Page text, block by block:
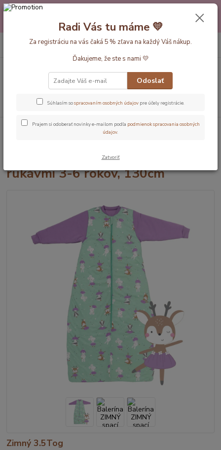
Máte nejakú otázku alebo váhate s výberom? Neváhajte a zavolajte
pokojne aj večer alebo cez víkend. Sme tu pre Vás.💛 Petra a babička
Monička
EUR
Hľadať
+420 777 610 855
Dĺžka vaku 130cm (3-6rokov)
Balerína ZIMNÝ spací vak s
Balerína ZIMNÝ spací vak s
rukávmi 3-6 rokov, 130cm
Zimný 3.5Tog
Radi Vás tu máme 💛
Za registráciu na vás čaká 5 % zľava na každý Váš nákup.
Ďakujeme, že ste s nami 💛
Odoslať
Súhlasím sospracovaním osobných údajov pre účely registrácie.
Prajem si odoberať novinky e-mailom podľa podmienok spracovania osobných
údajov.
Zatvoriť